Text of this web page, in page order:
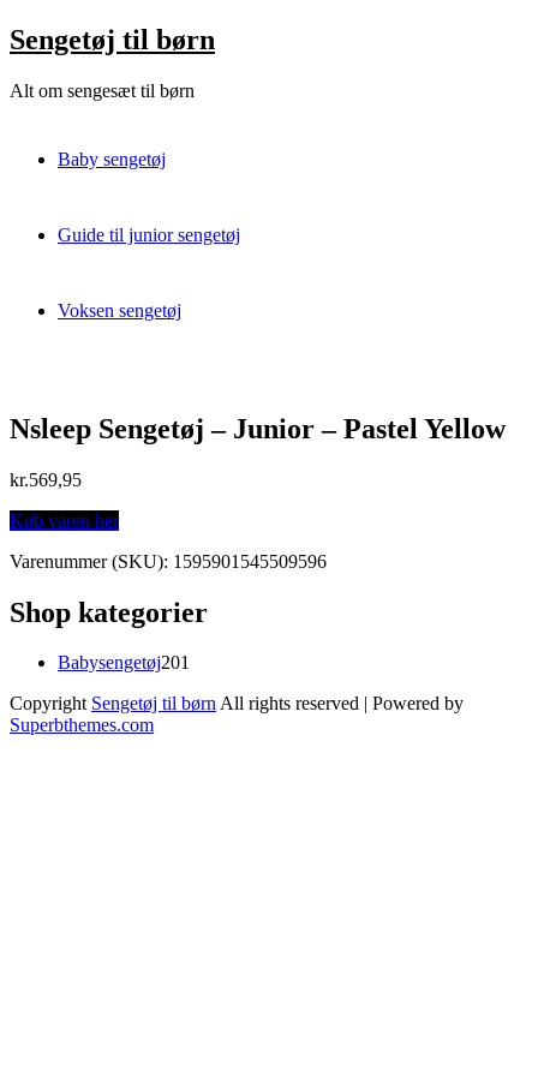
Skip
to
Sengetøj til børn
Alt om sengesæt til børn
Baby sengetøj
Guide til junior sengetøj
Voksen sengetøj
Nsleep Sengetøj – Junior – Pastel Yellow
kr.569,95
Køb varen her
Varenummer (SKU): 1595901545509596
Shop kategorier
Babysengetøj201
Copyright Sengetøj til børnAll rights reserved | Powered by
Superbthemes.com